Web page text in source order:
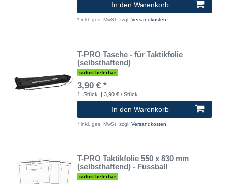
In den Warenkorb
* inkl. ges. MwSt. zzgl. Versandkosten
T-PRO Tasche - für Taktikfolie
(selbsthaftend)
sofort lieferbar
3,90 € *
1 Stück | 3,90 € / Stück
In den Warenkorb
* inkl. ges. MwSt. zzgl. Versandkosten
T-PRO Taktikfolie 550 x 830 mm
(selbsthaftend) - Fussball
sofort lieferbar